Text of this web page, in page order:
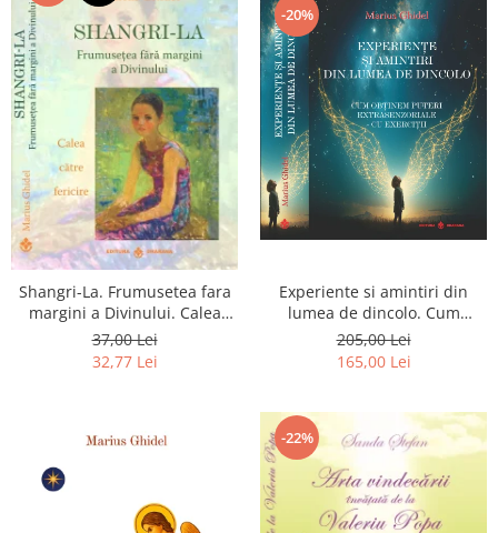
Shangri-La. Frumusetea fara
margini a Divinului. Calea
catre fericire
37,00 Lei
32,77 Lei
-20%
Experiente si amintiri din
lumea de dincolo. Cum
obtinem puteri
extrasenzoriale - cu exercitii
205,00 Lei
165,00 Lei
-22%